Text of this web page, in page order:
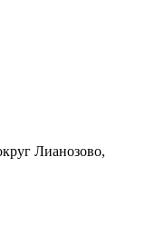
Лианозово,